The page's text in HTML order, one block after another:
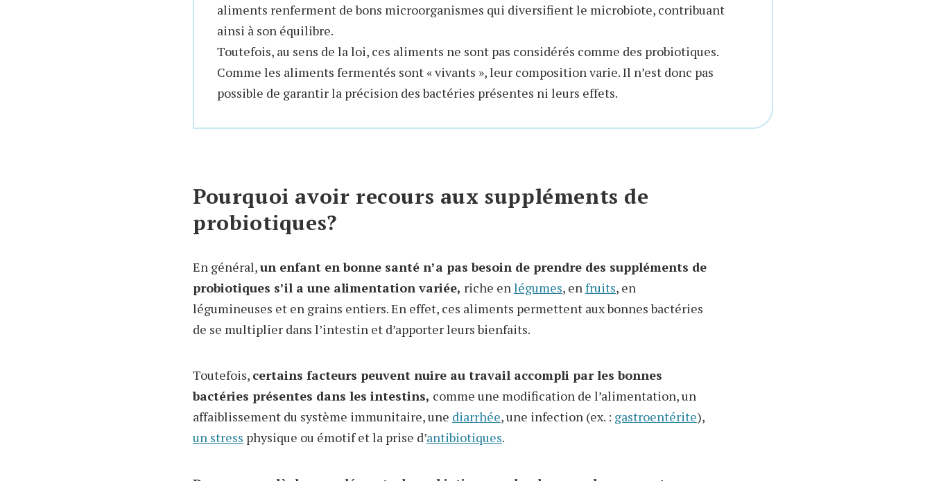
aliments renferment de bons microorganismes qui diversifient le microbiote, contribuant
ainsi à son équilibre.
Toutefois, au sens de la loi, ces aliments ne sont pas considérés comme des probiotiques.
Comme les aliments fermentés sont « vivants », leur composition varie. Il n’est donc pas
possible de garantir la précision des bactéries présentes ni leurs effets.
Pourquoi avoir recours aux suppléments de
probiotiques?
En général,un enfant en bonne santé n’a pas besoin de prendre des suppléments de
probiotiques s’il a une alimentation variée, riche enlégumes, enfruits, en
légumineuses et en grains entiers. En effet, ces aliments permettent aux bonnes bactéries
de se multiplier dans l’intestin et d’apporter leurs bienfaits.
Toutefois, certains facteurs peuvent nuire au travail accompli par les bonnes
bactéries présentes dans les intestins, comme une modification de l’alimentation, un
affaiblissement du système immunitaire, une diarrhée, une infection (ex. : gastroentérite),
un stress physique ou émotif et la prise d’antibiotiques.